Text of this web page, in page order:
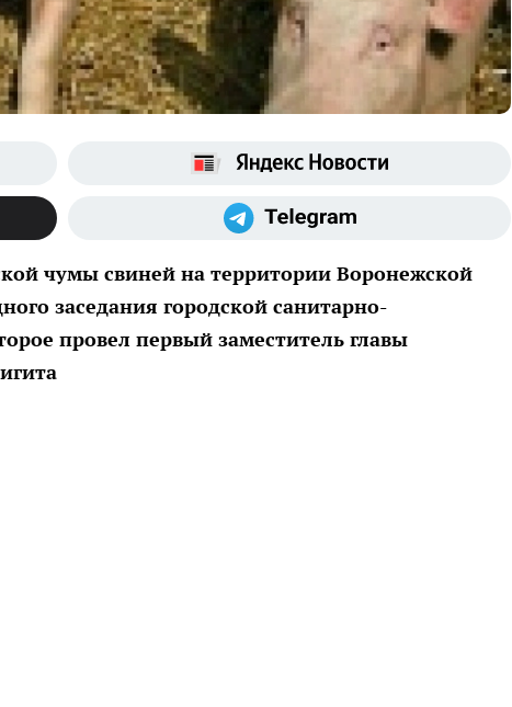
чумы свиней на территории Воронежской
заседания городской санитарно-
провел первый заместитель главы